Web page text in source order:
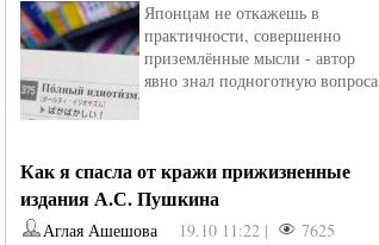
Японцам не откажешь в
практичности, совершенно
приземлённые мысли - автор
явно знал подноготную вопроса
Как я спасла от кражи прижизненные
издания А.С. Пушкина
Аглая Ашешова 19.10 11:22 |
7625